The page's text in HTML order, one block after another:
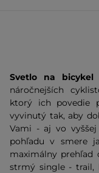
Svetlo na bicykel
náročnejších
ktorý ich povedie
vyvinutý tak, aby
Vami - aj vo
pohľadu v smere
maximálny prehľad
strmý single - trail,